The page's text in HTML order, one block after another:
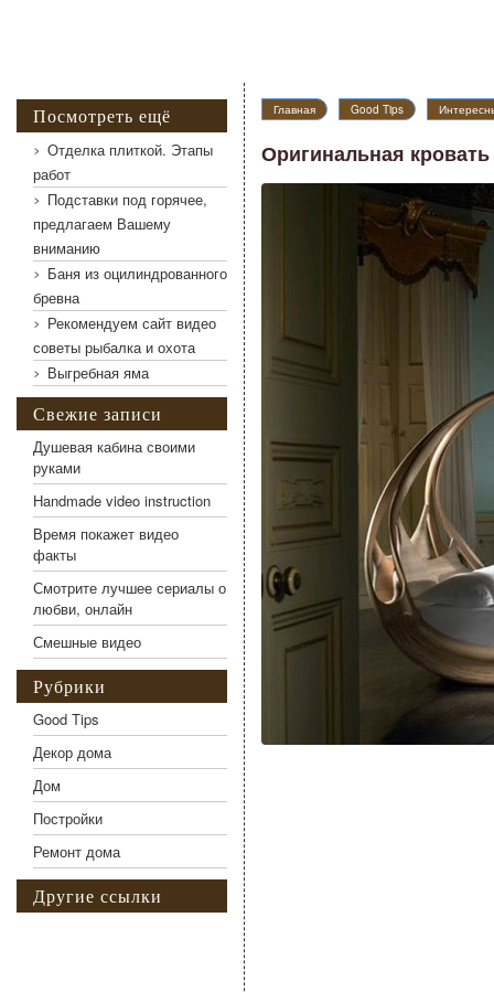
Главная Good Tips
Оригинальная
Оригинальная кровать с балдахином
Посмотреть ещё
Отделка плиткой. Этапы
работ
Подставки под горячее,
предлагаем Вашему
вниманию
Баня из оцилиндрованного
бревна
Рекомендуем сайт видео
советы рыбалка и охота
Выгребная яма
Свежие записи
Душевая кабина своими
руками
Handmade video instruction
Время покажет видео
факты
Смотрите лучшее сериалы о
любви, онлайн
Смешные видео
Рубрики
Good Tips
Декор дома
Дом
Постройки
Ремонт дома
Другие ссылки